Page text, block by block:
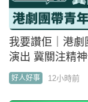
我要讚佢｜港
演出 冀關注精
好人好事 12小時前